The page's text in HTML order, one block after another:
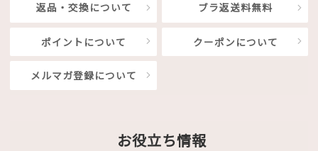
返品・交換について ブラ返送料無料
ポイントについて クーポンについて
メルマガ登録について
お役立ち情報